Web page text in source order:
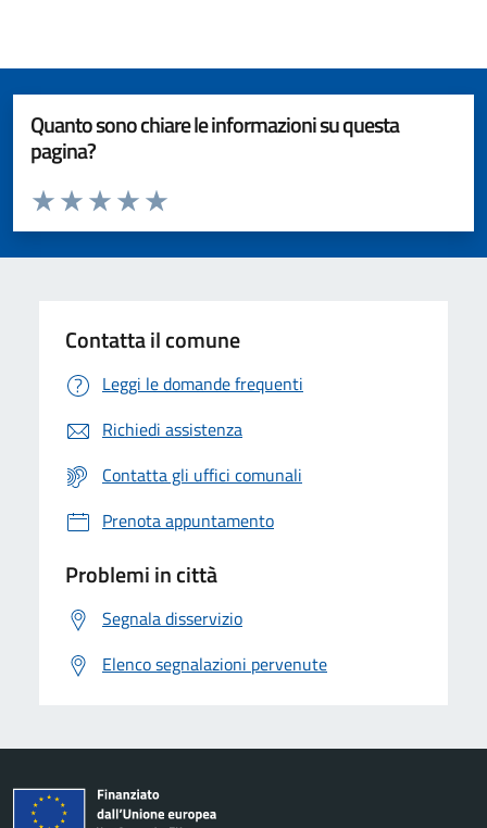
Quanto sono chiare le informazioni su questa
pagina?
Valuta da 1 a 5 stelle la pagina
Valuta 5 stelle su 5
Valuta 4 stelle su 5
Valuta 3 stelle su 5
Valuta 2 stelle su 5
Valuta 1 stelle su 5
Contatta il comune
Leggi le domande frequenti
Richiedi assistenza
Contatta gli uffici comunali
Prenota appuntamento
Problemi in città
Segnala disservizio
Elenco segnalazioni pervenute